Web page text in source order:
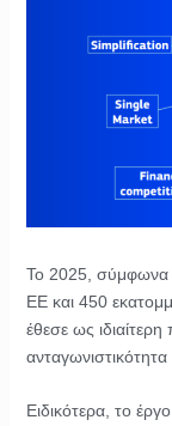
Το 2025, σύμφωνα
ΕΕ και 450
έθεσε ως ιδιαίτερη
Ειδικότερα, το